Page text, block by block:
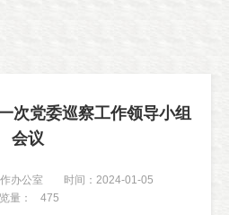
次党委巡察工作领导小组
会议
办公室
时间：2024-01-05
量：
475